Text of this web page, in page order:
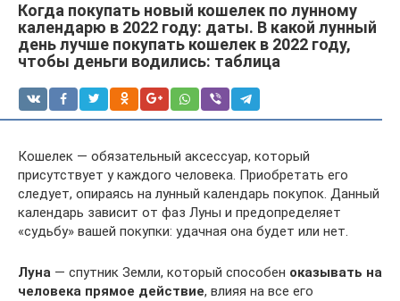
Когда покупать новый кошелек по лунному
календарю в 2022 году: даты. В какой лунный
день лучше покупать кошелек в 2022 году,
чтобы деньги водились: таблица
Кошелек — обязательный аксессуар, который
присутствует у каждого человека. Приобретать его
следует, опираясь на лунный календарь покупок. Данный
календарь зависит от фаз Луны и предопределяет
«судьбу» вашей покупки: удачная она будет или нет.
Луна — спутник Земли, который способен оказывать на
человека прямое действие, влияя на все его